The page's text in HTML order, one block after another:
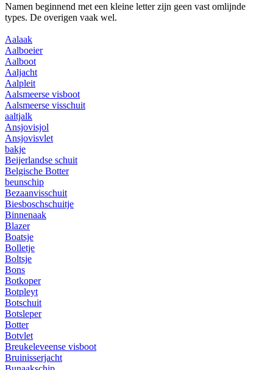
Namen beginnend met een kleine letter zijn geen vast omlijnde
types. De overigen vaak wel.
Aalaak
Aalboeier
Aalboot
Aaljacht
Aalpleit
Aalsmeerse visboot
Aalsmeerse visschuit
aaltjalk
Ansjovisjol
Ansjovisvlet
bakje
Beijerlandse schuit
Belgische Botter
beunschip
Bezaanvisschuit
Biesboschschuitje
Binnenaak
Blazer
Boatsje
Bolletje
Boltsje
Bons
Botkoper
Botpleyt
Botschuit
Botsleper
Botter
Botvlet
Breukeleveense visboot
Bruinisserjacht